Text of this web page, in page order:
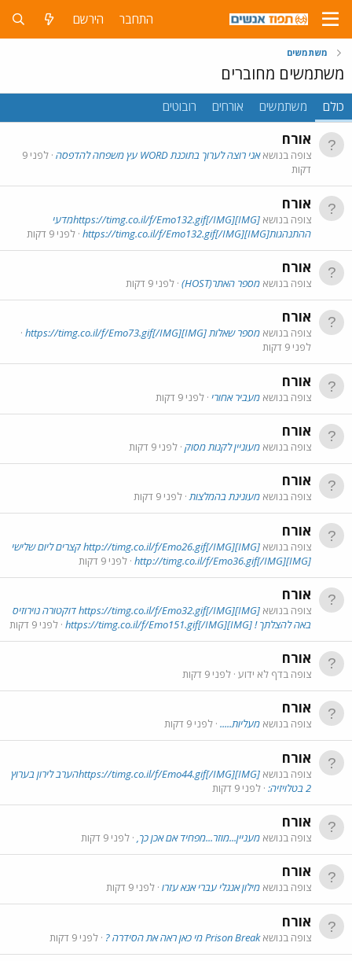
התחבר הירשם
משתמשים
משתמשים מחוברים
כולם משתמשים אורחים רובוטים
אורח
צופה בנושאאני רוצה לערוך בתוכנת WORD עץ משפחה להדפסה
לפני 9
דקות
אורח
צופה בנושא
[IMG]https://timg.co.il/f/Emo132.gif[/IMG]מדעי
ההתנהגות[IMG]https://timg.co.il/f/Emo132.gif[/IMG]
לפני 9 דקות
אורח
צופה בנושא מספר האתר(HOST) לפני 9 דקות
אורח
צופה בנושא מספר שאלות [IMG]https://timg.co.il/f/Emo73.gif[/IMG]
לפני 9 דקות
אורח
צופה בנושא מעביר אחורי לפני 9 דקות
אורח
צופה בנושא מעוניין לקנות מסוק לפני 9 דקות
אורח
צופה בנושא מעונינת בהמלצות לפני 9 דקות
אורח
צופה בנושא
[IMG]http://timg.co.il/f/Emo26.gif[/IMG] קצרים ליום שלישי
[IMG]http://timg.co.il/f/Emo36.gif[/IMG]
לפני 9 דקות
אורח
צופה בנושא
[IMG]https://timg.co.il/f/Emo32.gif[/IMG] דוקטורה נוירוזיס
באה להצלתך ! [IMG]https://timg.co.il/f/Emo151.gif[/IMG]
לפני 9 דקות
אורח
צופה בדף לא ידוע לפני 9 דקות
אורח
צופה בנושא מעליות..... לפני 9 דקות
אורח
צופה בנושא
[IMG]https://timg.co.il/f/Emo44.gif[/IMG]הערב לירון בערוץ
2 בטלויזיה:
לפני 9 דקות
אורח
צופה בנושא מעניין...מוזר...מפחיד אם אכן כך, לפני 9 דקות
אורח
צופה בנושא מילון אנגלי עברי אנא עזרו לפני 9 דקות
אורח
צופה בנושאPrison Break מי כאן ראה את הסידרה ? לפני 9 דקות